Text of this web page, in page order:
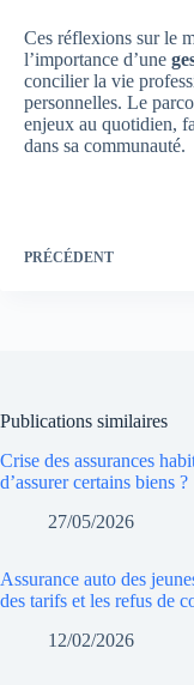
Ces réflexions sur le
l’importance d’une
concilier la vie
personnelles. Le
enjeux au quotidien,
dans sa communauté.
PRÉCÉDENT
Publications similaires
Crise des assurances
d’assurer certains biens ?
27/05/2026
Assurance auto des
des tarifs et les refus de
12/02/2026